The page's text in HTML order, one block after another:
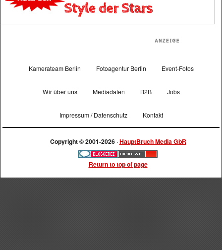
Kamerateam Berlin Fotoagentur Berlin Event-Fotos
Wir über uns Mediadaten B2B Jobs
Impressum / Datenschutz Kontakt
Copyright © 2001-2026 ·HauptBruch Media GbR
Return to top of page